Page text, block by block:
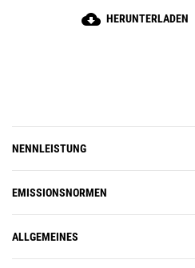
cloud_download HERUNTERLADEN
NENNLEISTUNG
EMISSIONSNORMEN
ALLGEMEINES